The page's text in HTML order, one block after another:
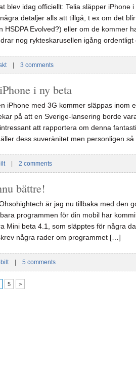
blev idag officiellt: Telia släpper iPhone i
detaljer alls att tillgå, t ex om det
HSDPA Evolved?) eller om de kommer
nog rykteskarusellen igång
| 3 comments
i ny beta
iPhone med 3G kommer släppas inom
på att en Sverige-lansering borde
att rapportera om denna
dess suveränitet men personligen
| 2 comments
bättre!
är jag nu tillbaka med den
programmen för din mobil har
Mini beta 4.1, som släpptes för några
några rader om programmet […]
| 5 comments
5 >